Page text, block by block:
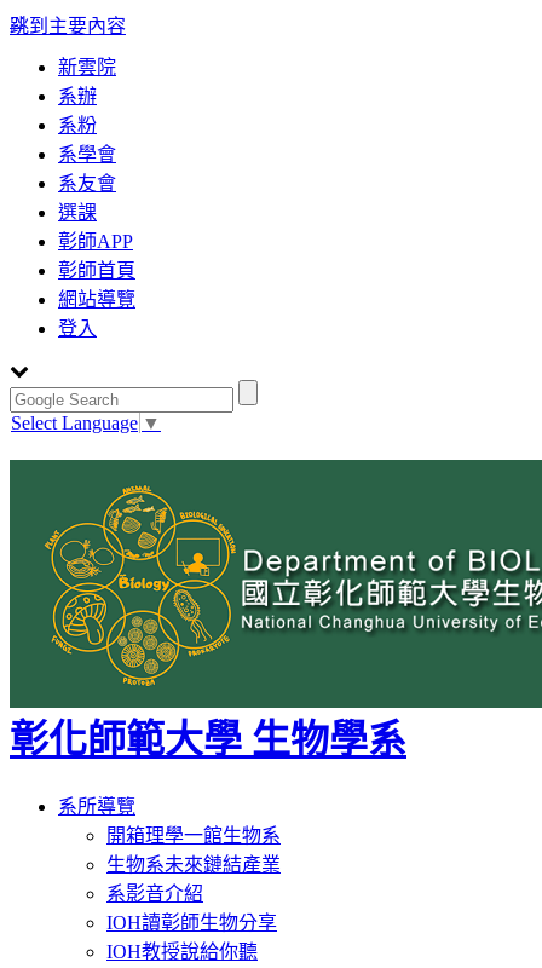
跳到主要內容
:::
新雲院
系辦
系粉
系學會
系友會
選課
彰師APP
彰師首頁
網站導覽
登入
Select Language ▼
彰化師範大學 生物學系
Toggle
navigation
系所導覽
開箱理學一館生物系
生物系未來鏈結產業
系影音介紹
IOH讀彰師生物分享
IOH教授說給你聽